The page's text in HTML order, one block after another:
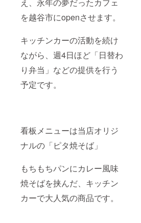
え、永年の夢だったカフェ
を越谷市にopenさせます。
キッチンカーの活動を続け
ながら、週4日ほど「日替わ
り弁当」などの提供を行う
予定です。
看板メニューは当店オリジ
ナルの「ピタ焼そば」
もちもちパンにカレー風味
焼そばを挟んだ、キッチン
カーで大人気の商品です。